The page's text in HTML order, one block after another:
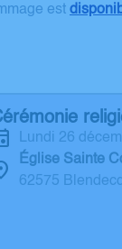
est
lundi 26
Église Sainte
62575